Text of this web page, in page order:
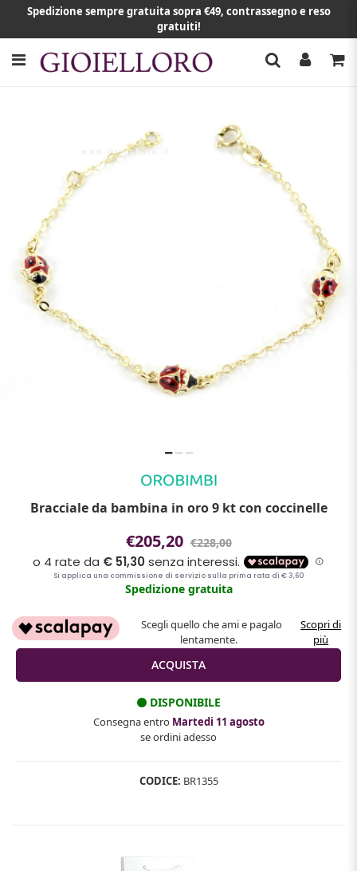
Spedizione sempre gratuita sopra €49, contrassegno e reso
gratuiti!
Bracciale da bambina in oro 9 kt con coccinelle
€205,20 €228,00
Spedizione gratuita
Scegli quello che ami e pagalo
lentamente.
Scopri di
più
DISPONIBILE
Consegna entro Martedi 11 agosto
se ordini adesso
CODICE: BR1355